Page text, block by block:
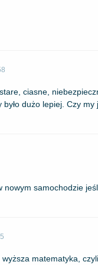
ciasne,
dużo lepiej. Czy
nowym samochodzie
matematyka,